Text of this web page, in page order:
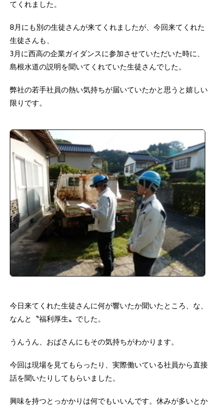
てくれました。
8月にも別の生徒さんが来てくれましたが、今回来てくれた
生徒さんも、
3月に西高の企業ガイダンスに参加させていただいた時に、
島根水道の説明を聞いてくれていた生徒さんでした。
弊社の若手社員の熱い気持ちが届いていたかと思うと嬉しい
限りです。
今日来てくれた生徒さんに何が響いたか聞いたところ、な、
なんと〝福利厚生〟でした。
うんうん、おばさんにもその気持ちがわかります。
今回は現場を見てもらったり、実際働いている社員から直接
話を聞いたりしてもらいました。
興味を持つとっかかりは何でもいいんです。休みが多いとか